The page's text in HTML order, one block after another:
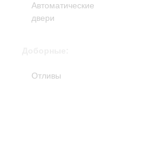
Автоматические
двери
Отливы